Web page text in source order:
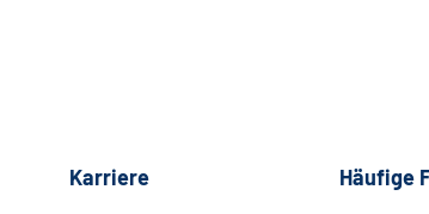
Karriere Häufige